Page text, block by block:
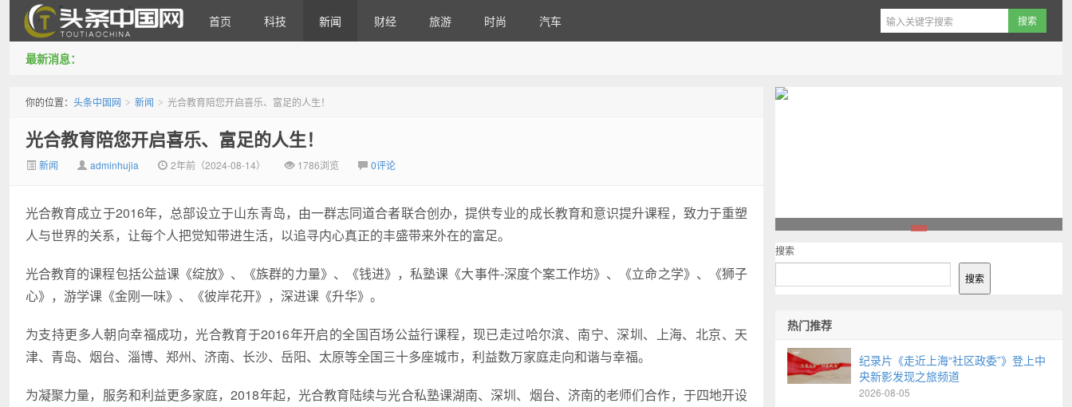
首页 科技 新闻 财经 旅游 时尚 汽车
最新消息：
你的位置： 头条中国网 > 新闻 > 光合教育陪您开启喜乐、富足的人生！
光合教育陪您开启喜乐、富足的人生！
新闻 adminhujia 2年前（2024-08-14） 1786浏览 0评论
光合教育成立于2016年，总部设立于山东青岛，由一群志同道合者联合创办，提供专业的成长教育和意识提升课程，致力于重塑
人与世界的关系，让每个人把觉知带进生活，以追寻内心真正的丰盛带来外在的富足。
光合教育的课程包括公益课《绽放》、《族群的力量》、《钱进》，私塾课《大事件-深度个案工作坊》、《立命之学》、《狮子
心》，游学课《金刚一味》、《彼岸花开》，深进课《升华》。
为支持更多人朝向幸福成功，光合教育于2016年开启的全国百场公益行课程，现已走过哈尔滨、南宁、深圳、上海、北京、天
津、青岛、烟台、淄博、郑州、济南、长沙、岳阳、太原等全国三十多座城市，利益数万家庭走向和谐与幸福。
为凝聚力量，服务和利益更多家庭，2018年起，光合教育陆续与光合私塾课湖南、深圳、烟台、济南的老师们合作，于四地开设
搜索
搜索
热门推荐
纪录片《走近上海“社区政委”》登上中
央新影发现之旅频道
2026-08-05